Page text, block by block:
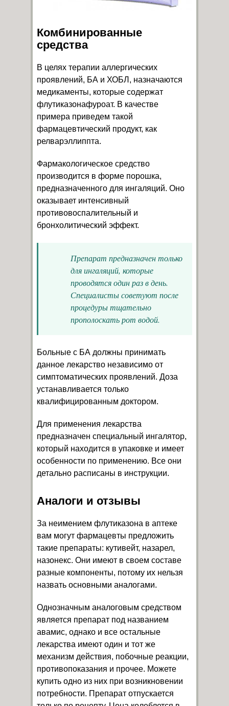
Комбинированные
средства
В целях терапии аллергических
проявлений, БА и ХОБЛ, назначаются
медикаменты, которые содержат
флутиказонафуроат. В качестве
примера приведем такой
фармацевтический продукт, как
релварэллиппта.
Фармакологическое средство
производится в форме порошка,
предназначенного для ингаляций. Оно
оказывает интенсивный
противовоспалительный и
бронхолитический эффект.
Препарат предназначен только
для ингаляций, которые
проводятся один раз в день.
Специалисты советуют после
процедуры тщательно
прополоскать рот водой.
Больные с БА должны принимать
данное лекарство независимо от
симптоматических проявлений. Доза
устанавливается только
квалифицированным доктором.
Для применения лекарства
предназначен специальный ингалятор,
который находится в упаковке и имеет
особенности по применению. Все они
детально расписаны в инструкции.
Аналоги и отзывы
За неимением флутиказона в аптеке
вам могут фармацевты предложить
такие препараты: кутивейт, назарел,
назонекс. Они имеют в своем составе
разные компоненты, потому их нельзя
назвать основными аналогами.
Однозначным аналоговым средством
является препарат под названием
авамис, однако и все остальные
лекарства имеют один и тот же
механизм действия, побочные реакции,
противопоказания и прочее. Можете
купить одно из них при возникновении
потребности. Препарат отпускается